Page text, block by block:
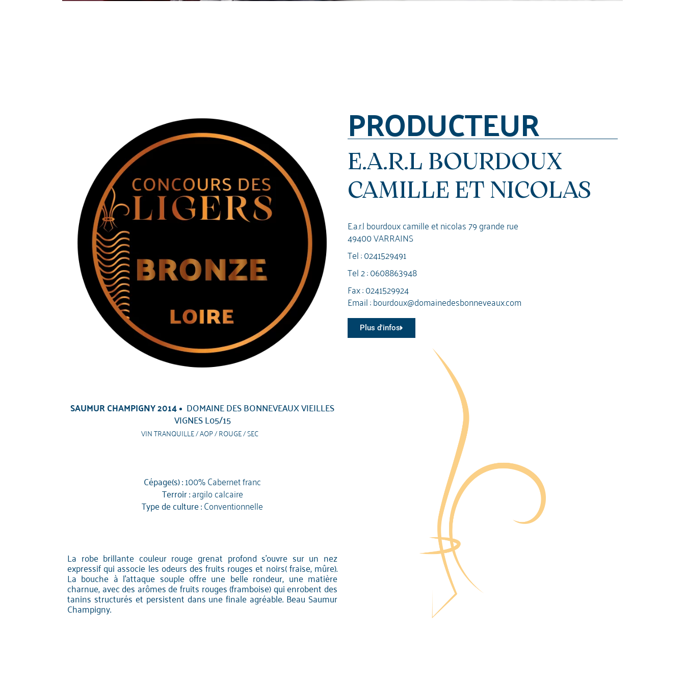
SAUMUR CHAMPIGNY 2014 DOMAINE DES BONNEVEAUX VIEILLES
VIGNES L05/15
VIN TRANQUILLE / AOP / ROUGE / SEC
Cépage(s) :100% Cabernet franc
Terroir :argilo calcaire
Type de culture :Conventionnelle
La robe brillante couleur rouge grenat profond s'ouvre sur un nez
expressif qui associe les odeurs des fruits rouges et noirs( fraise, mûre).
La bouche à l'attaque souple offre une belle rondeur, une matière
charnue, avec des arômes de fruits rouges (framboise) qui enrobent des
tanins structurés et persistent dans une finale agréable. Beau Saumur
Champigny.
PRODUCTEUR
E.A.R.L BOURDOUX
CAMILLE ET NICOLAS
E.a.r.l bourdoux camille et nicolas 79 grande rue
49400 VARRAINS
Tel :0241529491
Tel 2 :0608863948
Fax : 0241529924
Email :bourdoux@domainedesbonneveaux.com
Plus d'infos